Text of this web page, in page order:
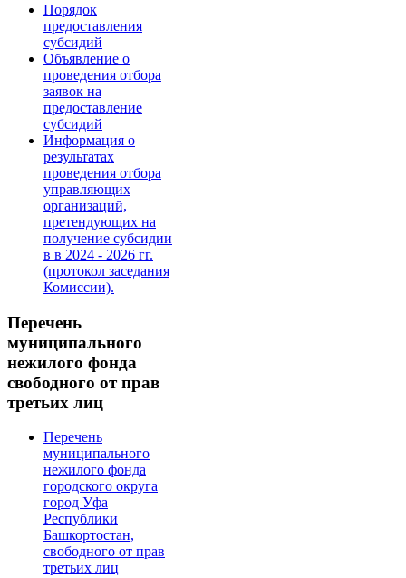
Порядок
предоставления
субсидий
Объявление о
проведения отбора
заявок на
предоставление
субсидий
Информация о
результатах
проведения отбора
управляющих
организаций,
претендующих на
получение субсидии
в в 2024 - 2026 гг.
(протокол заседания
Комиссии).
Перечень
муниципального
нежилого фонда
свободного от прав
третьих лиц
Перечень
муниципального
нежилого фонда
городского округа
город Уфа
Республики
Башкортостан,
свободного от прав
третьих лиц